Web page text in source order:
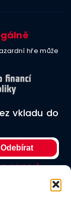
hře může
vkladu do
údajů